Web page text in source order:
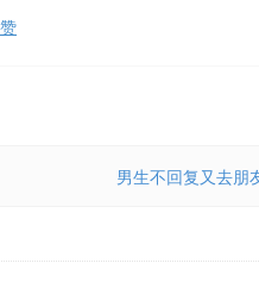
男生不回复又去朋